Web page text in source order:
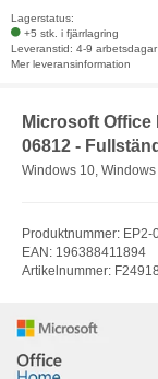
Lagerstatus:
+5 stk. i fjärrlagring
Leveranstid: 4-9 arbetsdagar
Mer leveransinformation
Microsoft Office
06812 -
Windows 10, Windows
Produktnummer: EP2-
EAN: 196388411894
Artikelnummer: